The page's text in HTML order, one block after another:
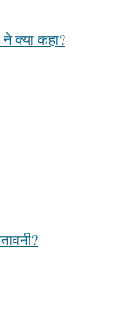
क्या कहा?